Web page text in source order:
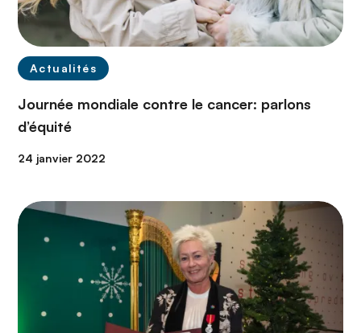
Actualités
Journée mondiale contre le cancer: parlons
d’équité
24 janvier 2022